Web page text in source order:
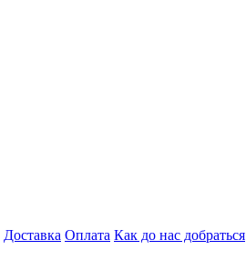
Доставка Оплата Как до нас добраться